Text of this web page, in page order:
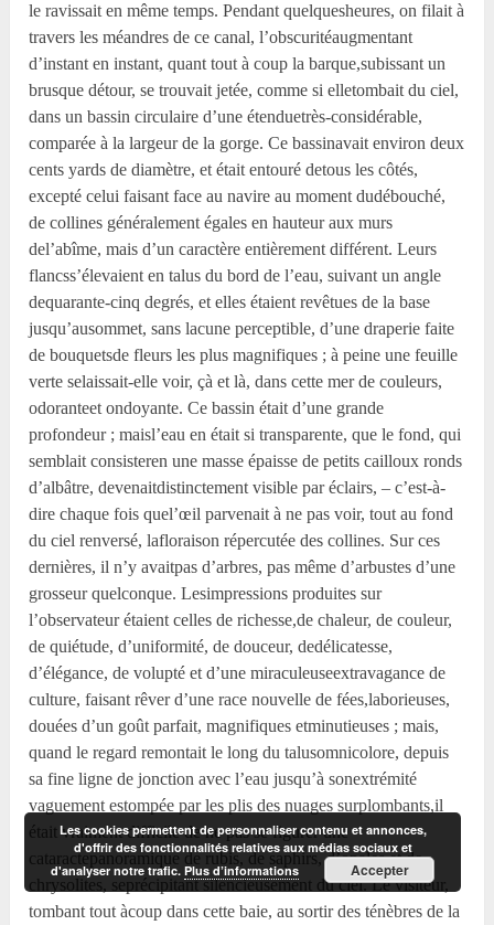
Les cookies permettent de personnaliser contenu et annonces,
d'offrir des fonctionnalités relatives aux médias sociaux et
d'analyser notre trafic.Plus d’informations Accepter